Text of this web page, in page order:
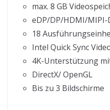
max. 8 GB
eDP/DP/HDMI/MIPI-
18
Intel Quick Sync
4K-Unterstützung
DirectX/ OpenGL
Bis zu 3 Bildschirme